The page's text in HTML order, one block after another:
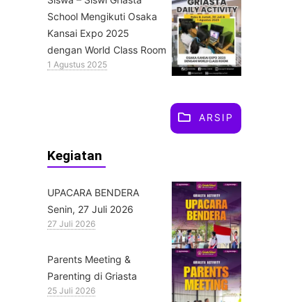
School Mengikuti Osaka
Kansai Expo 2025
dengan World Class Room
1 Agustus 2025
ARSIP
Kegiatan
UPACARA BENDERA
Senin, 27 Juli 2026
27 Juli 2026
Parents Meeting &
Parenting di Griasta
25 Juli 2026